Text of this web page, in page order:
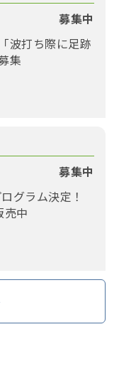
募集中
波打ち際に足跡
集
募集中
グラム決定！
売中